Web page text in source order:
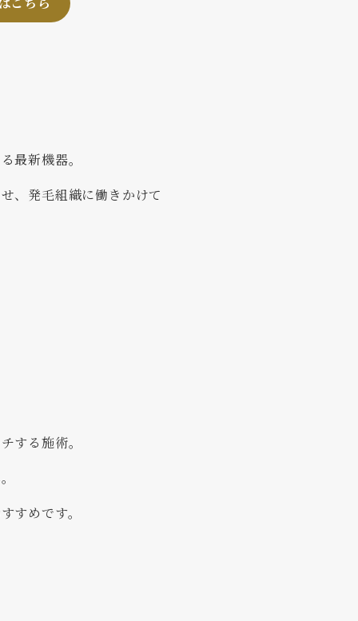
最新機器。
、発毛組織に働きかけて
する施術。
すめです。